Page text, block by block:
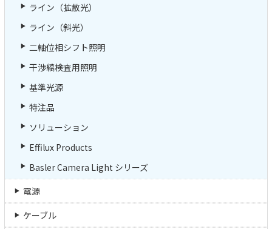
ライン（拡散光）
ライン（斜光）
二軸位相シフト照明
干渉縞検査用照明
基準光源
特注品
ソリューション
Effilux Products
Basler Camera Light シリーズ
電源
ケーブル